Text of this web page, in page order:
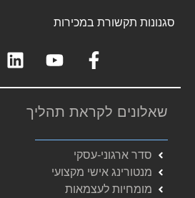
סגנונות תקשורת במכירות
שאלונים לקראת תהליך
סדר ארגוני-עסקי
מנטורינג אישי מקצועי
מומחיות לעצמאות